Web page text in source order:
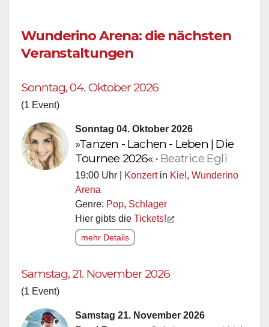
Wunderino Arena: die nächsten
Veranstaltungen
Sonntag, 04. Oktober 2026
(1 Event)
Sonntag 04. Oktober 2026
»Tanzen - Lachen - Leben | Die
Tournee 2026« • Beatrice Egli
19:00 Uhr | Konzertin Kiel , Wunderino
Arena
Genre: Pop, Schlager
Hier gibts die Tickets!
mehr Details
Samstag, 21. November 2026
(1 Event)
Samstag 21. November 2026